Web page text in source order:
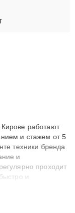
работают
и стажем от 5
техники бренда
и
проходит
и
решают